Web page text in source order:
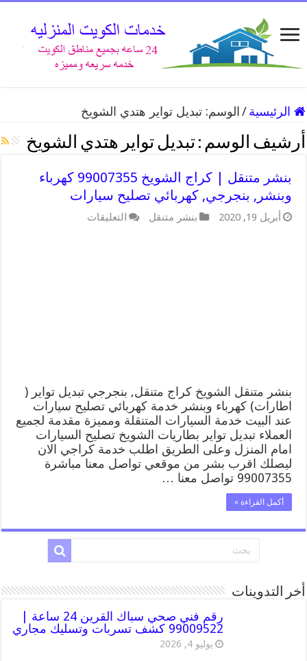
الرئيسية / الوسم:تبديل تواير هتدي الشويخ
أرشيف الوسم :تبديل تواير هتدي الشويخ
بنشر متنقل | كراج الشويخ 99007355 كهرباء
وبنشر, بنجرجي, كهربائي تصليح سيارات
أبريل 19, 2020 بنشر متنقل التعليقات
بنشر متنقل الشويخ كراج متنقل, بنجرجي تبديل تواير (
اطارات) كهرباء وبنشر خدمة كهربائي تصليح سيارات
عند البيت خدمة السيارات المتنقلة ومميزة مقدمة لجميع
العملاء تبديل تواير بطاريات الشويخ تصليح السيارات
امام المنزل وعلى الطريق اطلب خدمة كراجي الان
ليصلك اقرب بشر من موقعي تواصل معنا مباشرة
99007355 تواصل معنا …
أكمل القراءة »
أخر التدوينات
رقم فني صحي سباك القرين 24 ساعة |
99009522 كشف تسربات وتسليك مجاري
يوليو 4, 2026